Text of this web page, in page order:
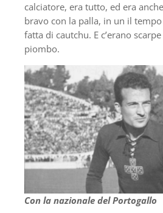
calciatore, era tutto, ed era
bravo con la palla, in un il
fatta di cautchu. E c’erano
piombo.
Con la nazionale del Portogallo